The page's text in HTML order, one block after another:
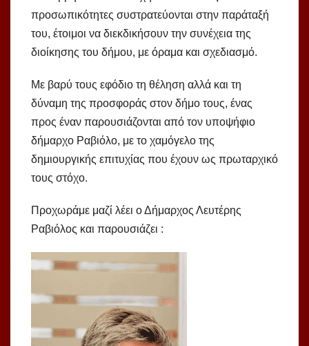
προσωπικότητες συστρατεύονται στην παράταξή
του, έτοιμοι να διεκδικήσουν την συνέχεια της
διοίκησης του δήμου, με όραμα και σχεδιασμό.
Με βαρύ τους εφόδιο τη θέληση αλλά και τη
δύναμη της προσφοράς στον δήμο τους, ένας
προς έναν παρουσιάζονται από τον υποψήφιο
δήμαρχο Ραβιόλο, με το χαμόγελο της
δημιουργικής επιτυχίας που έχουν ως πρωταρχικό
τους στόχο.
Προχωράμε μαζί λέει ο Δήμαρχος Λευτέρης
Ραβιόλος και παρουσιάζει :